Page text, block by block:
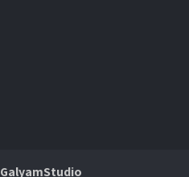
GalyamStudio |